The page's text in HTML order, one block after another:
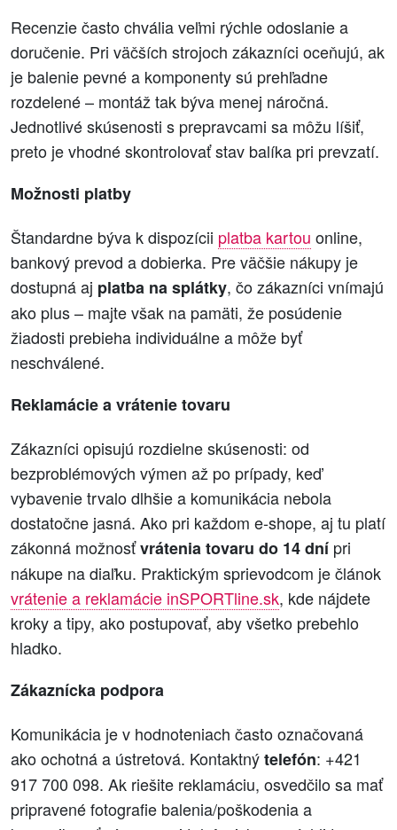
Recenzie často chvália veľmi rýchle odoslanie a
doručenie. Pri väčších strojoch zákazníci oceňujú, ak
je balenie pevné a komponenty sú prehľadne
rozdelené – montáž tak býva menej náročná.
Jednotlivé skúsenosti s prepravcami sa môžu líšiť,
preto je vhodné skontrolovať stav balíka pri prevzatí.
Možnosti platby
Štandardne býva k dispozícii platba kartou online,
bankový prevod a dobierka. Pre väčšie nákupy je
dostupná aj platba na splátky, čo zákazníci vnímajú
ako plus – majte však na pamäti, že posúdenie
žiadosti prebieha individuálne a môže byť
neschválené.
Reklamácie a vrátenie tovaru
Zákazníci opisujú rozdielne skúsenosti: od
bezproblémových výmen až po prípady, keď
vybavenie trvalo dlhšie a komunikácia nebola
dostatočne jasná. Ako pri každom e‑shope, aj tu platí
zákonná možnosťvrátenia tovaru do 14 dní pri
nákupe na diaľku. Praktickým sprievodcom je článok
vrátenie a reklamácie inSPORTline.sk, kde nájdete
kroky a tipy, ako postupovať, aby všetko prebehlo
hladko.
Zákaznícka podpora
Komunikácia je v hodnoteniach často označovaná
ako ochotná a ústretová. Kontaktnýtelefón: +421
917 700 098. Ak riešite reklamáciu, osvedčilo sa mať
pripravené fotografie balenia/poškodenia a